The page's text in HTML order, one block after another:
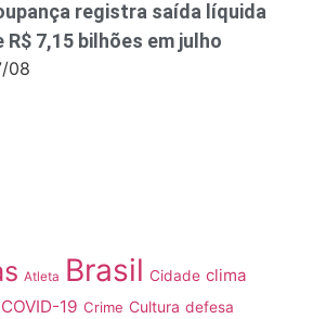
registra saída líquida
R$ 7,15 bilhões em julho
08
Atleta Brasil Cidade clima
COVID-19 Crime Cultura defesa